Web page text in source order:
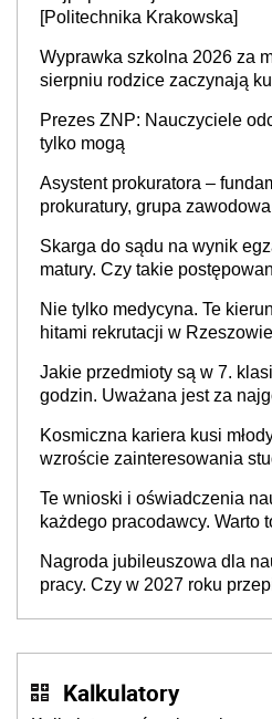
[Politechnika Krakowska]
Wyprawka szkolna 2026 za
sierpniu rodzice zaczynają
ponad 1 tys. zł
Prezes ZNP: Nauczyciele
tylko mogą
Asystent prokuratora –
prokuratury, grupa
Skarga do sądu na wynik
matury. Czy takie
Nie tylko medycyna. Te
hitami rekrutacji w Rzeszowie
Jakie przedmioty są w 7.
godzin. Uważana jest za
Kosmiczna kariera kusi
wzroście zainteresowania
Te wnioski i oświadczenia
każdego pracodawcy. Warto
Nagroda jubileuszowa dla
pracy. Czy w 2027 roku
Kalkulatory